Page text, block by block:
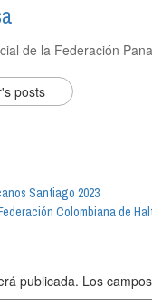
de la Federación
posts
Santiago 2023
Colombiana de
publicada. Los